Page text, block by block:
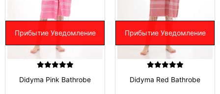
Прибытие Уведомление
Didyma Pink Bathrobe
Прибытие Уведомление
Didyma Red Bathrobe